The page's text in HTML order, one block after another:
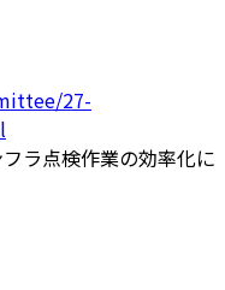
27-
ラ点検作業の効率化に